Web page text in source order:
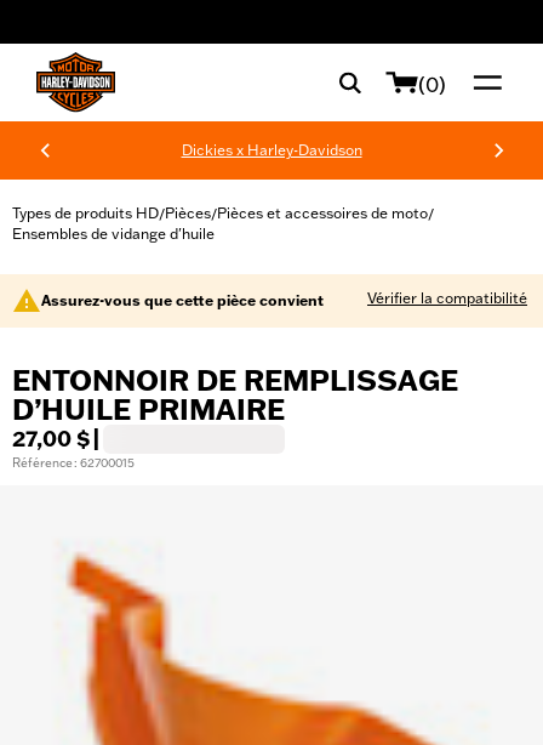
(0)
Dickies x Harley-Davidson
Types de produits HD/Pièces/Pièces et accessoires de moto/
Ensembles de vidange d'huile
Assurez-vous que cette pièce convient Vérifier la compatibilité
ENTONNOIR DE REMPLISSAGE
D’HUILE PRIMAIRE
27,00 $
Référence : 62700015